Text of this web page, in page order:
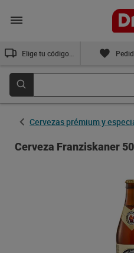
Cervezas prémium y
Cerveza Franziskaner 50